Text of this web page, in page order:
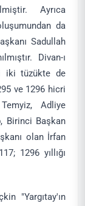
Ayrıca
da
Sadullah
Divan-ı
iki tüzükte de
ve 1296 hicri
Adliye
Birinci Başkan
olan İrfan
1296 yıllığı
"Yargıtay'ın